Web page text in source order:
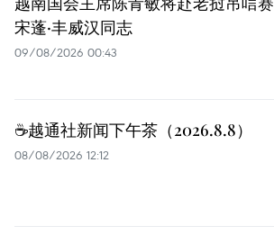
宋蓬·丰威汉同志
09/08/2026 00:43
☕️越通社新闻下午茶（2026.8.8）
08/08/2026 12:12